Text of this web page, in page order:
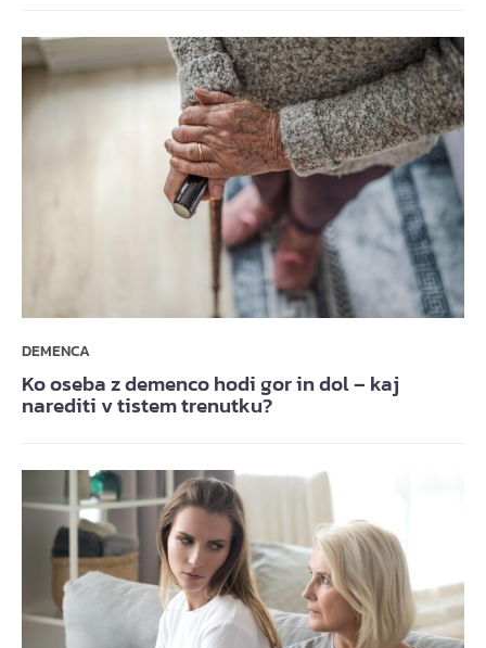
DEMENCA
Ko oseba z demenco hodi gor in dol – kaj
narediti v tistem trenutku?